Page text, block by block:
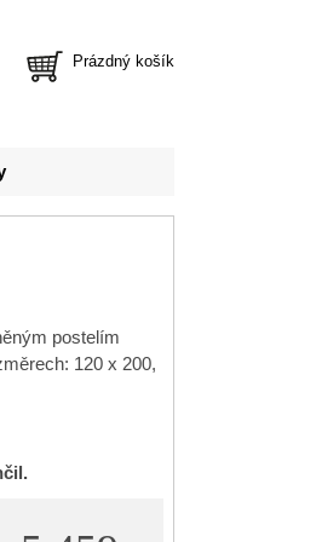
Prázdný košík
postelím
120 x 200,